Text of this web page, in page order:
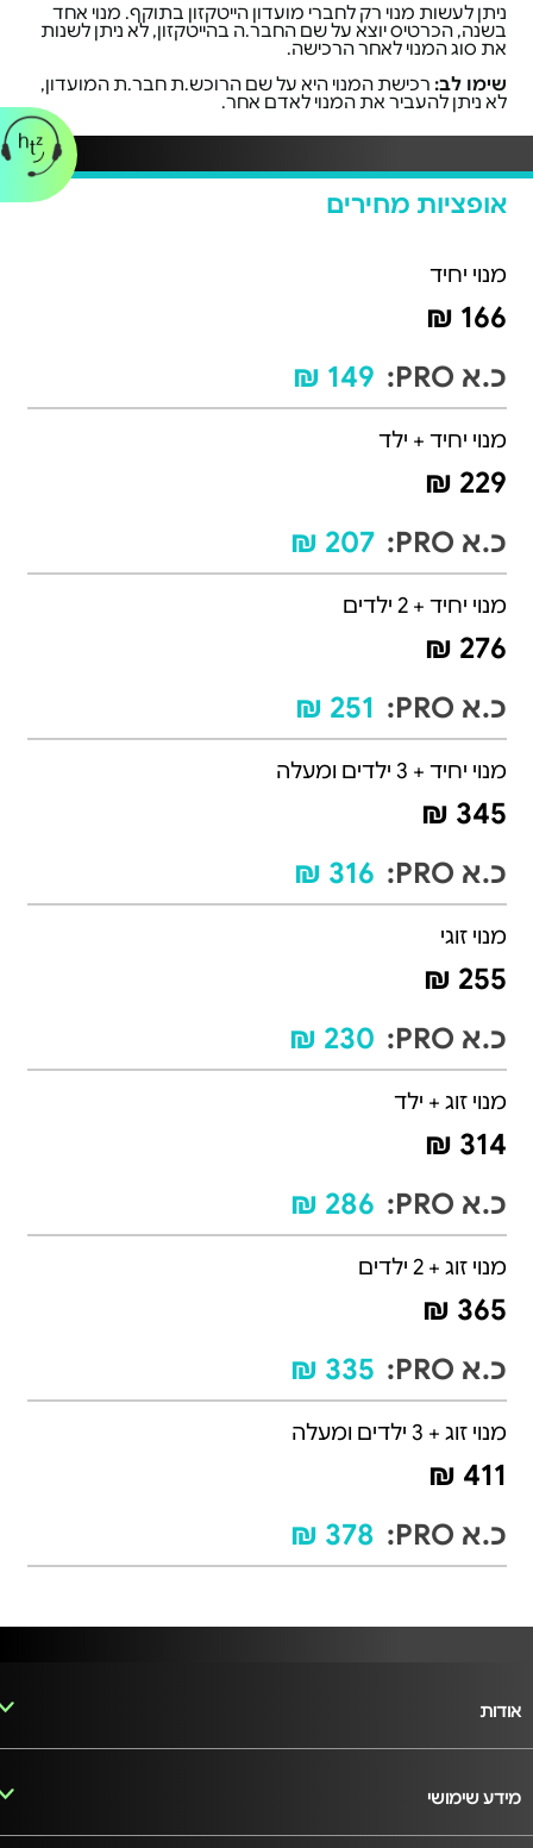
ניתן לעשות מנוי רק לחברי מועדון הייטקזון בתוקף. מנוי אחד
בשנה, הכרטיס יוצא על שם החבר.ה בהייטקזון, לא ניתן לשנות
את סוג המנוי לאחר הרכישה.
שימו לב: רכישת המנוי היא על שם הרוכש.ת חבר.ת המועדון,
לא ניתן להעביר את המנוי לאדם אחר.
אופציות מחירים
מנוי יחיד
166 ₪
כ.א PRO:
149 ₪
מנוי יחיד + ילד
229 ₪
כ.א PRO:
207 ₪
מנוי יחיד + 2 ילדים
276 ₪
כ.א PRO:
251 ₪
מנוי יחיד + 3 ילדים ומעלה
345 ₪
כ.א PRO:
316 ₪
מנוי זוגי
255 ₪
כ.א PRO:
230 ₪
מנוי זוג + ילד
314 ₪
כ.א PRO:
286 ₪
מנוי זוג + 2 ילדים
365 ₪
כ.א PRO:
335 ₪
מנוי זוג + 3 ילדים ומעלה
411 ₪
כ.א PRO:
378 ₪
אודות
מידע שימושי